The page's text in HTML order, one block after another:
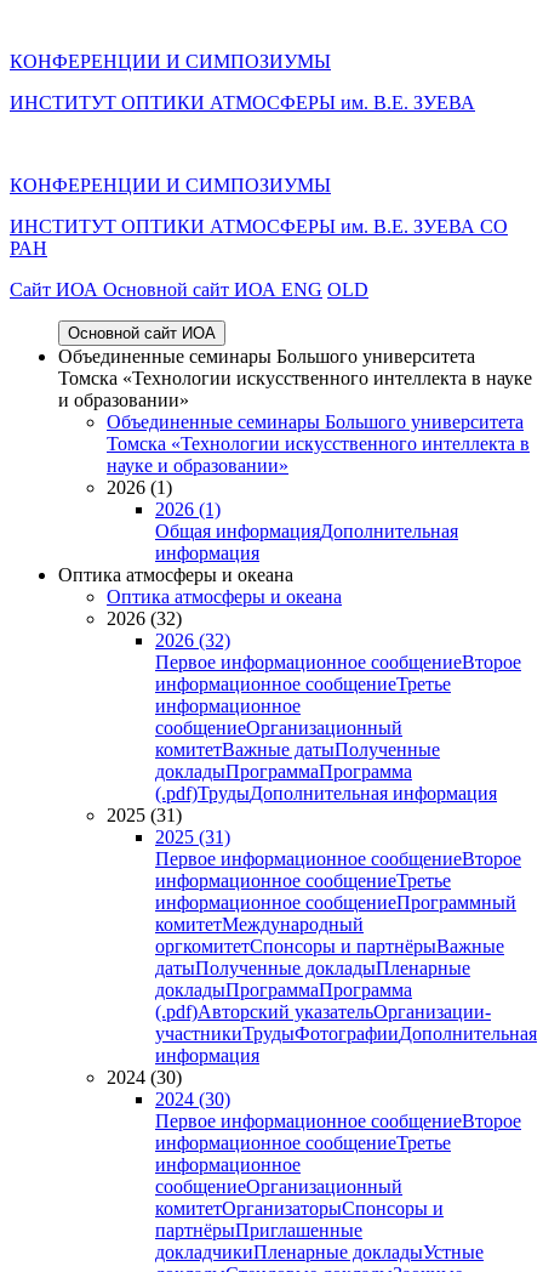
КОНФЕРЕНЦИИ И СИМПОЗИУМЫ
ИНСТИТУТ ОПТИКИ АТМОСФЕРЫ им. В.Е. ЗУЕВА
КОНФЕРЕНЦИИ И СИМПОЗИУМЫ
ИНСТИТУТ ОПТИКИ АТМОСФЕРЫ им. В.Е. ЗУЕВА СО
РАН
Cайт ИОА Основной сайт ИОА ENG OLD
Основной сайт ИОА
Объединенные семинары Большого университета
Томска «Технологии искусственного интеллекта в науке
и образовании»
Объединенные семинары Большого университета
Томска «Технологии искусственного интеллекта в
науке и образовании»
2026 (1)
2026 (1)
Общая информацияДополнительная
информация
Оптика атмосферы и океана
Оптика атмосферы и океана
2026 (32)
2026 (32)
Первое информационное сообщениеВторое
информационное сообщениеТретье
информационное
сообщениеОрганизационный
комитетВажные датыПолученные
докладыПрограммаПрограмма
(.pdf)ТрудыДополнительная информация
2025 (31)
2025 (31)
Первое информационное сообщениеВторое
информационное сообщениеТретье
информационное сообщениеПрограммный
комитетМеждународный
оргкомитетСпонсоры и партнёрыВажные
датыПолученные докладыПленарные
докладыПрограммаПрограмма
(.pdf)Авторский указательОрганизации-
участникиТрудыФотографииДополнительная
информация
2024 (30)
2024 (30)
Первое информационное сообщениеВторое
информационное сообщениеТретье
информационное
сообщениеОрганизационный
комитетОрганизаторыСпонсоры и
партнёрыПриглашенные
докладчикиПленарные докладыУстные